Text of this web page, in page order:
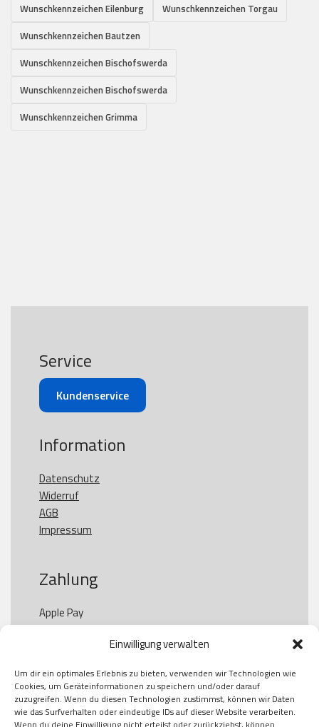
Einwilligung verwalten
Um dir ein optimales Erlebnis zu bieten, verwenden wir Technologien wie
Cookies, um Geräteinformationen zu speichern und/oder darauf
zuzugreifen. Wenn du diesen Technologien zustimmst, können wir Daten
wie das Surfverhalten oder eindeutige IDs auf dieser Website verarbeiten.
Wunschkennzeichen Eilenburg
Wunschkennzeichen Torgau
Wunschkennzeichen Bautzen
Wunschkennzeichen Bischofswerda
Wunschkennzeichen Bischofswerda
Wunschkennzeichen Grimma
Service
Kundenservice
Information
Datenschutz
Widerruf
AGB
Impressum
Zahlung
Apple Pay
Paypal
Kauf auf Rechung
Klarna
American Express